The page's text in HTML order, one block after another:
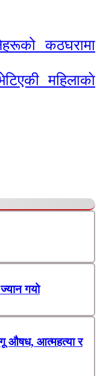
कठघरामा
महिलाकाे
गयो
औषध, आत्महत्या र